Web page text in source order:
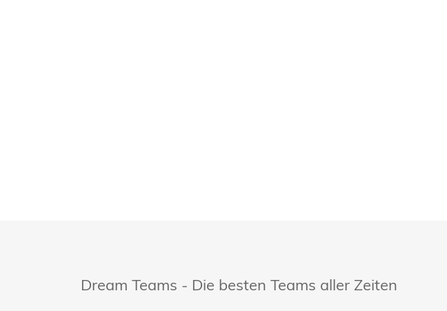
Dream Teams - Die besten Teams aller Zeiten